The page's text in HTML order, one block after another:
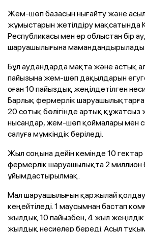
Жем-шөп базасын нығайту және
жұмыстарын жетілдіру мақсатында
Республикасы мен әр облыстан бір
шаруашылығына мамандандырылады.
Бұл аудандарда мақта және астық
пайызына жем-шөп дақылдарын егуге
оған 10 пайыздық жеңілдетілген
Барлық фермерлік шаруашылықтарға
20 сотық бөлігінде артық
нысандар, жем-шөп қоймалары мен
салуға мүмкіндік беріледі.
Жыл соңына дейін кемінде 10
фермерлік шаруашылықта 2 миллион
ұйымдастырылмақ.
Мал шаруашылығын қаржылай қолдау
кеңейтіледі. 1 маусымнан бастап
жылдық 10 пайызбен, 4 жыл жеңілдік
жылдық несиелер береді. Асыл